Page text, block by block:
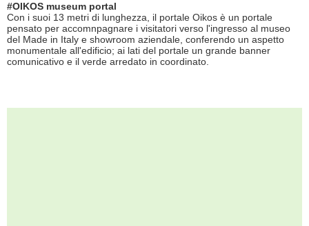
#OIKOS museum portal
Con i suoi 13 metri di lunghezza, il portale Oikos è un portale
pensato per accomnpagnare i visitatori verso l'ingresso al museo
del Made in Italy e showroom aziendale, conferendo un aspetto
monumentale all'edificio; ai lati del portale un grande banner
comunicativo e il verde arredato in coordinato.